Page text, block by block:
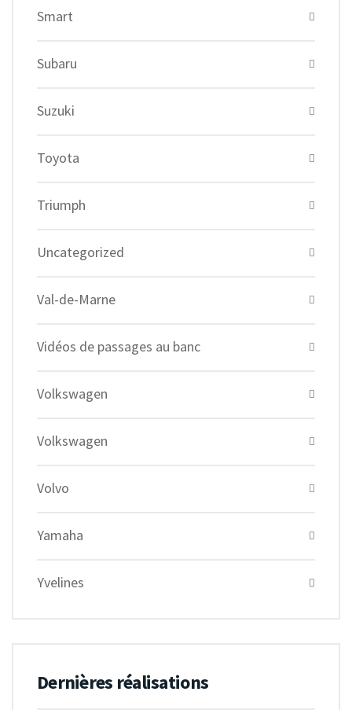
Smart
Subaru
Suzuki
Toyota
Triumph
Uncategorized
Val-de-Marne
Vidéos de passages au banc
Volkswagen
Volkswagen
Volvo
Yamaha
Yvelines
Dernières réalisations